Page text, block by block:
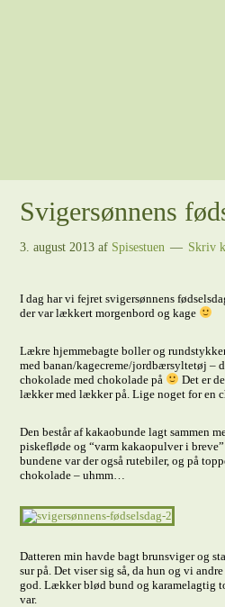
Svigersønnens
3. august 2013 af Spisestuen Skriv
I dag har vi fejret svigersønnens
der var lækkert morgenbord og kage
Lækre hjemmebagte boller og
med banan/kagecreme/jordbærsyltetøj –
chokolade med chokolade på
Det er
lækker med lækker på. Lige noget for en
Den består af kakaobunde lagt sammen
piskefløde og “varm kakaopulver i
bundene var der også rutebiler, og på
chokolade – uhmm…
Datteren min havde bagt brunsviger og
sur på. Det viser sig så, da hun og vi
god. Lækker blød bund og karamelagtig
var.